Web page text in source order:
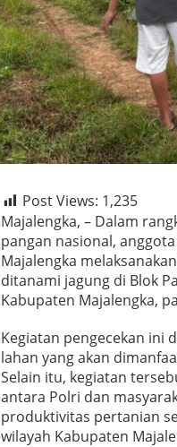
Post Views: 1,235
Majalengka, – Dalam
pangan nasional,
Majalengka
ditanami jagung di Blok
Kabupaten Majalengka,
Kegiatan pengecekan ini
lahan yang akan
Selain itu, kegiatan
antara Polri dan
produktivitas pertanian
wilayah Kabupaten